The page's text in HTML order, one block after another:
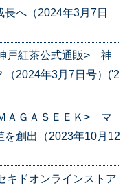
へ（2024年3月7日
戸紅茶公式通販> 神
（2024年3月7日号）('2
ＡＧＡＳＥＥＫ> マ
を創出（2023年10月12
キドオンラインストア